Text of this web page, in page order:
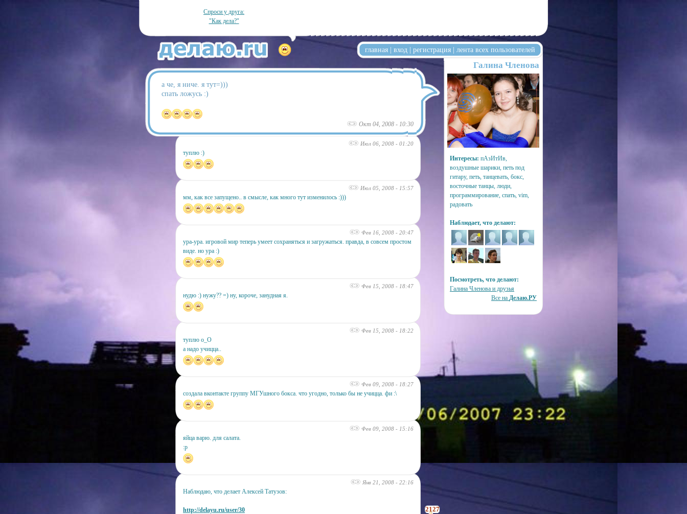
Спроси у друга:
"Как дела?"
главная | вход | регистрация | лента всех пользователей
а че, я ниче. я тут=)))
спать ложусь :)
Окт 04, 2008 - 10:30
Июл 06, 2008 - 01:20
туплю :)
Июл 05, 2008 - 15:57
мм, как все запущено.. в смысле, как много тут изменилось :)))
Фев 16, 2008 - 20:47
ура-ура. игровой мир теперь умеет сохраняться и загружаться. правда, в совсем простом
виде. но ура :)
Фев 15, 2008 - 18:47
нудю :) нужу?? =) ну, короче, занудная я.
Фев 15, 2008 - 18:22
туплю о_О
а надо учицца..
Фев 09, 2008 - 18:27
создала вконтакте группу МГУшного бокса. что угодно, только бы не учицца. фи :\
Фев 09, 2008 - 15:16
яйца варю. для салата.
:р
Янв 21, 2008 - 22:16
Наблюдаю, что делает Алексей Татузов:
http://delayu.ru/user/30 2127
Галина Членова
Интересы: пАзИтИв,
воздушные шарики, петь под
гитару, петь, танцевать, бокс,
восточные танцы, люди,
программирование, спать, vim,
радовать
Наблюдает, что делают:
Посмотреть, что делают:
Галина Членова и друзья
Все на Делаю.РУ